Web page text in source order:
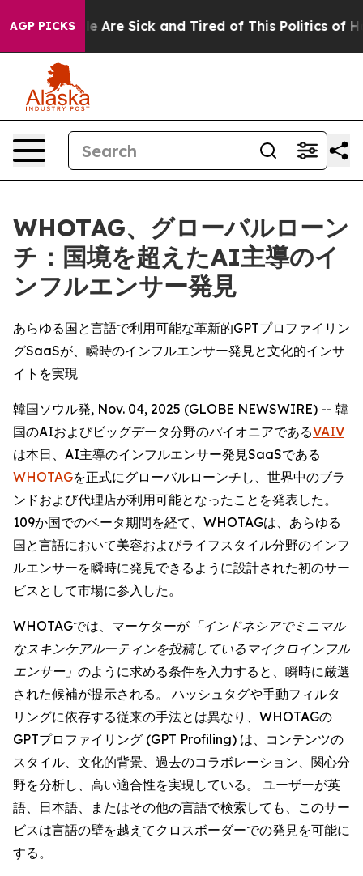
AGP PICKS
“People Are Sick and Tired of This Politics of
WHOTAG、グローバルローン
チ：国境を超えたAI主導のイ
ンフルエンサー発見
あらゆる国と言語で利用可能な革新的GPTプロファイリン
グSaaSが、瞬時のインフルエンサー発見と文化的インサ
イトを実現
韓国ソウル発, Nov. 04, 2025 (GLOBE NEWSWIRE) -- 韓
国のAIおよびビッグデータ分野のパイオニアであるVAIV
は本日、AI主導のインフルエンサー発見SaaSである
WHOTAGを正式にグローバルローンチし、世界中のブラ
ンドおよび代理店が利用可能となったことを発表した。
109か国でのベータ期間を経て、WHOTAGは、あらゆる
国と言語において美容およびライフスタイル分野のインフ
ルエンサーを瞬時に発見できるように設計された初のサー
ビスとして市場に参入した。
WHOTAGでは、マーケターが 「インドネシアでミニマル
なスキンケアルーティンを投稿しているマイクロインフル
エンサー」 のように求める条件を入力すると、瞬時に厳選
された候補が提示される。 ハッシュタグや手動フィルタ
リングに依存する従来の手法とは異なり、WHOTAGの
GPTプロファイリング (GPT Profiling) は、コンテンツの
スタイル、文化的背景、過去のコラボレーション、関心分
野を分析し、高い適合性を実現している。 ユーザーが英
語、日本語、またはその他の言語で検索しても、このサー
ビスは言語の壁を越えてクロスボーダーでの発見を可能に
する。